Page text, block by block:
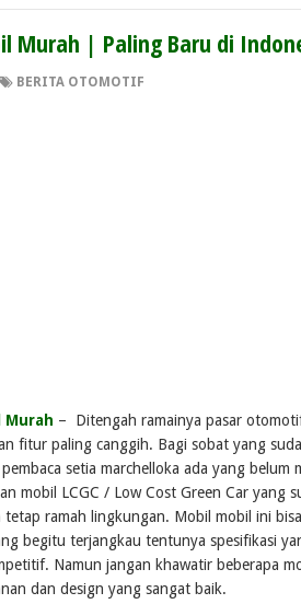
Murah | Paling Baru di
BERITA OTOMOTIF
Murah – Ditengah ramainya pasar
fitur paling canggih. Bagi sobat yang
setia marchelloka ada yang
mobil LCGC / Low Cost Green Car yang
ramah lingkungan. Mobil mobil ini
begitu terjangkau tentunya spesifikasi
Namun jangan khawatir beberapa
dan design yang sangat baik.